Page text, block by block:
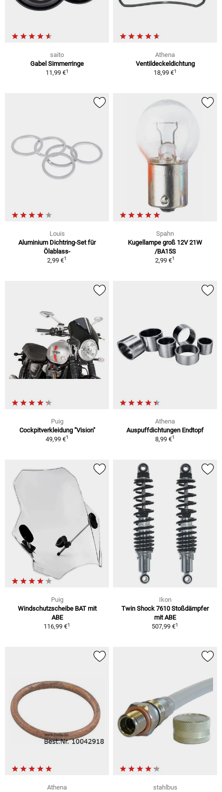
saito
Gabel Simmerringe
11,99 €1
Athena
Ventildeckeldichtung
18,99 €1
Louis
Aluminium Dichtring-Set für
Ölablass-
2,99 €1
Spahn
Kugellampe groß 12V 21W
/BA15S
2,99 €1
Puig
Cockpitverkleidung "Vision"
49,99 €1
Athena
Auspuffdichtungen Endtopf
8,99 €1
Puig
Windschutzscheibe BAT mit
ABE
116,99 €1
Ikon
Twin Shock 7610 Stoßdämpfer
mit ABE
507,99 €1
Athena
stahlbus